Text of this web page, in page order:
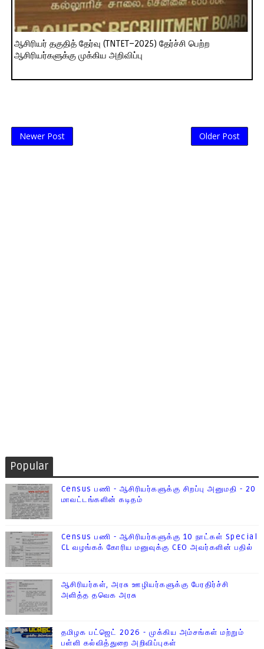
ஆசிரியர் தகுதித் தேர்வு (TNTET–2025) தேர்ச்சி பெற்ற
ஆசிரியர்களுக்கு முக்கிய அறிவிப்பு
Newer Post Older Post
Popular
Census பணி - ஆசிரியர்களுக்கு சிறப்பு அனுமதி - 20
மாவட்டங்களின் கடிதம்
Census பணி - ஆசிரியர்களுக்கு 10 நாட்கள் Special
CL வழங்கக் கோரிய மனுவுக்கு CEO அவர்களின் பதில்
ஆசிரியர்கள், அரசு ஊழியர்களுக்கு பேரதிர்ச்சி
அளித்த தவெக அரசு
தமிழக பட்ஜெட் 2026 - முக்கிய அம்சங்கள் மற்றும்
பள்ளி கல்வித்துறை அறிவிப்புகள்